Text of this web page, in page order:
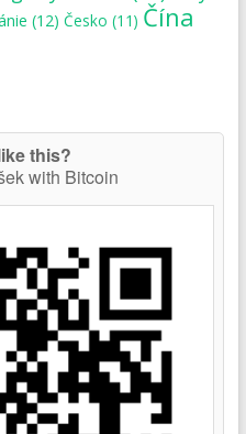
(12) Česko (11) Čína
this?
with Bitcoin